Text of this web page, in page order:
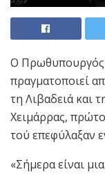
Ο Πρωθυπουργός
πραγματοποιεί
τη Λιβαδειά και
Χειμάρρας,
τού επεφύλαξαν
«Σήμερα είναι